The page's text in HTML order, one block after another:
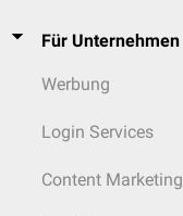
Für Unternehmen
Werbung
Login Services
Content Marketing